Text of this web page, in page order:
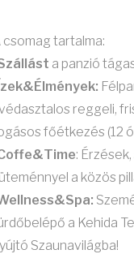
csomag tartalma:
a panzió
reggeli,
főétkezés (12
:
a közös
a Kehida
Szaunavilágba!